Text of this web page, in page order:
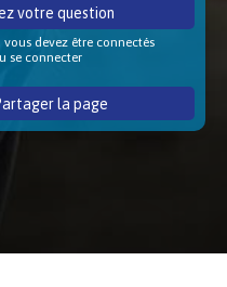
votre question
devez être connectés
se connecter
la page